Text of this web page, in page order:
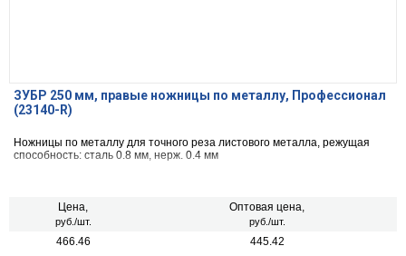
ЗУБР 250 мм, правые ножницы по металлу, Профессионал
(23140-R)
Ножницы по металлу для точного реза листового металла, режущая
способность: сталь 0.8 мм, нерж. 0.4 мм
Цена,
руб./шт.
Оптовая цена,
руб./шт.
466.46 445.42